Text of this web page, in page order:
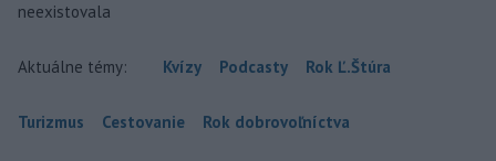
neexistovala
Aktuálne témy: Kvízy Podcasty Rok Ľ.Štúra
Turizmus Cestovanie Rok dobrovoľníctva